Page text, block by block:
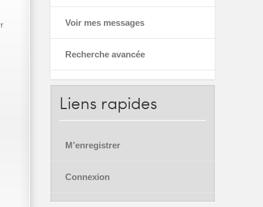
Voir mes messages
Recherche avancée
Liens rapides
M’enregistrer
Connexion